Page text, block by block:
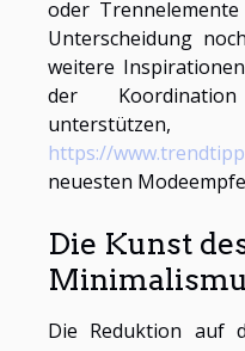
oder
Unterscheidung
weitere
der
https://
neuesten
Die Kunst
Die Reduktion auf